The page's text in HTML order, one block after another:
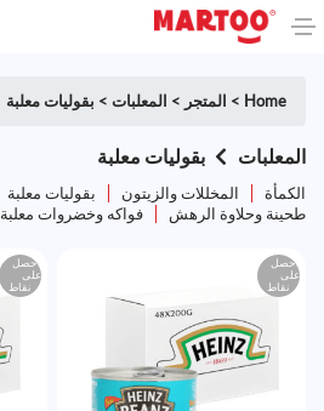
Home
> المتجر > المعلبات > بقوليات معلبة
المعلبات بقوليات معلبة
الكمأة المخللات والزيتون بقوليات معلبة
طحينة وحلاوة الرهش
فواكه وخضروات معلبة
احصل
على
نقاط
احصل
على
نقاط